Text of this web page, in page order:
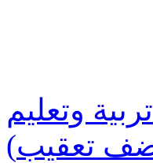
تربية وتعليم